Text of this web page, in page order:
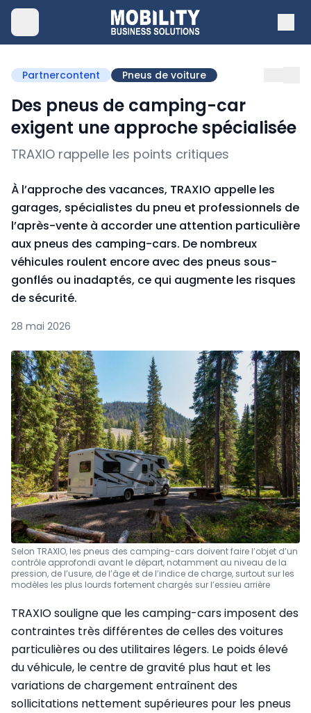
Partnercontent Pneus de voiture
Des pneus de camping-car
exigent une approche spécialisée
TRAXIO rappelle les points critiques
À l’approche des vacances, TRAXIO appelle les
garages, spécialistes du pneu et professionnels de
l’après-vente à accorder une attention particulière
aux pneus des camping-cars. De nombreux
véhicules roulent encore avec des pneus sous-
gonflés ou inadaptés, ce qui augmente les risques
de sécurité.
28 mai 2026
Selon TRAXIO, les pneus des camping-cars doivent faire l’objet d’un
contrôle approfondi avant le départ, notamment au niveau de la
pression, de l’usure, de l’âge et de l’indice de charge, surtout sur les
modèles les plus lourds fortement chargés sur l’essieu arrière
TRAXIO souligne que les camping-cars imposent des
contraintes très différentes de celles des voitures
particulières ou des utilitaires légers. Le poids élevé
du véhicule, le centre de gravité plus haut et les
variations de chargement entraînent des
sollicitations nettement supérieures pour les pneus